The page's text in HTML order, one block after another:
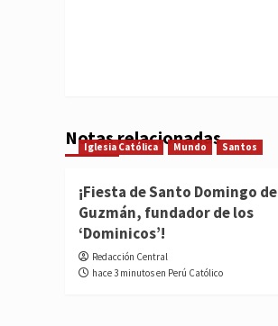
Notas relacionadas
Iglesia Católica Mundo Santos
¡Fiesta de Santo Domingo de
Guzmán, fundador de los
‘Dominicos’!
Redacción Central
hace 3 minutos en Perú Católico